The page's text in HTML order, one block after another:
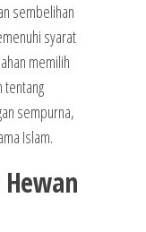
sembelihan
syarat
memilih
tentang
sempurna,
Islam.